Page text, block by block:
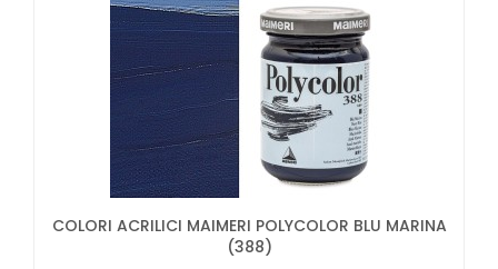
COLORI ACRILICI MAIMERI POLYCOLOR BLU MARINA
(388)